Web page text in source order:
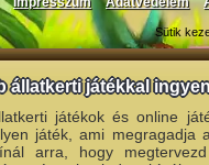
Sütik
állatkerti játékkal
játékok és online
játék, ami megragadja
arra, hogy